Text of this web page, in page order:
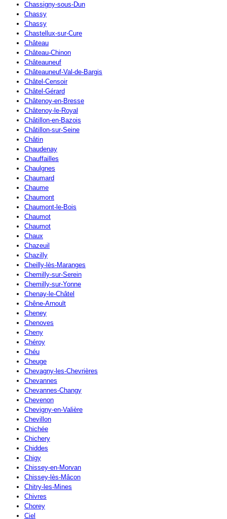
Chassigny-sous-Dun
Chassy
Chassy
Chastellux-sur-Cure
Château
Château-Chinon
Châteauneuf
Châteauneuf-Val-de-Bargis
Châtel-Censoir
Châtel-Gérard
Châtenoy-en-Bresse
Châtenoy-le-Royal
Châtillon-en-Bazois
Châtillon-sur-Seine
Châtin
Chaudenay
Chauffailles
Chaulgnes
Chaumard
Chaume
Chaumont
Chaumont-le-Bois
Chaumot
Chaumot
Chaux
Chazeuil
Chazilly
Cheilly-lès-Maranges
Chemilly-sur-Serein
Chemilly-sur-Yonne
Chenay-le-Châtel
Chêne-Arnoult
Cheney
Chenoves
Cheny
Chéroy
Chéu
Cheuge
Chevagny-les-Chevrières
Chevannes
Chevannes-Changy
Chevenon
Chevigny-en-Valière
Chevillon
Chichée
Chichery
Chiddes
Chigy
Chissey-en-Morvan
Chissey-lès-Mâcon
Chitry-les-Mines
Chivres
Chorey
Ciel